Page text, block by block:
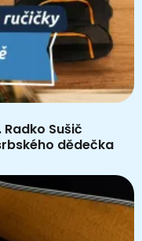
Sušič
dědečka